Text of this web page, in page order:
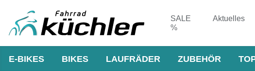
SALE
%
Aktuelles
E-BIKES BIKES LAUFRÄDER ZUBEHÖR